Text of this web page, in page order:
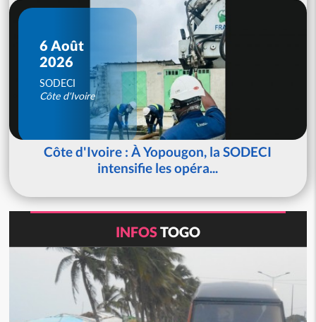
6 Août
2026
SODECI
Côte d'Ivoire
Côte d'Ivoire : À Yopougon, la SODECI
intensifie les opéra...
INFOSTOGO